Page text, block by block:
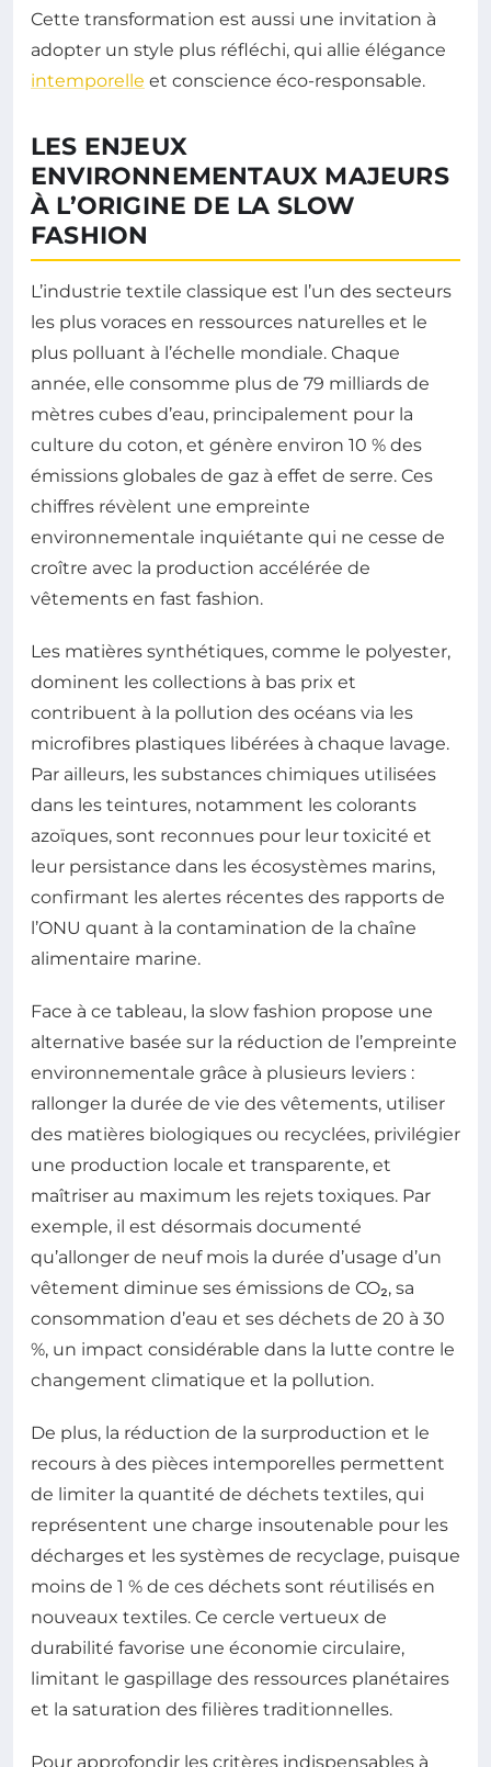
Cette transformation est aussi une invitation à
adopter un style plus réfléchi, qui allie élégance
intemporelle et conscience éco-responsable.
LES ENJEUX
ENVIRONNEMENTAUX MAJEURS
À L’ORIGINE DE LA SLOW
FASHION
L’industrie textile classique est l’un des secteurs
les plus voraces en ressources naturelles et le
plus polluant à l’échelle mondiale. Chaque
année, elle consomme plus de 79 milliards de
mètres cubes d’eau, principalement pour la
culture du coton, et génère environ 10 % des
émissions globales de gaz à effet de serre. Ces
chiffres révèlent une empreinte
environnementale inquiétante qui ne cesse de
croître avec la production accélérée de
vêtements en fast fashion.
Les matières synthétiques, comme le polyester,
dominent les collections à bas prix et
contribuent à la pollution des océans via les
microfibres plastiques libérées à chaque lavage.
Par ailleurs, les substances chimiques utilisées
dans les teintures, notamment les colorants
azoïques, sont reconnues pour leur toxicité et
leur persistance dans les écosystèmes marins,
confirmant les alertes récentes des rapports de
l’ONU quant à la contamination de la chaîne
alimentaire marine.
Face à ce tableau, la slow fashion propose une
alternative basée sur la réduction de l’empreinte
environnementale grâce à plusieurs leviers :
rallonger la durée de vie des vêtements, utiliser
des matières biologiques ou recyclées, privilégier
une production locale et transparente, et
maîtriser au maximum les rejets toxiques. Par
exemple, il est désormais documenté
qu’allonger de neuf mois la durée d’usage d’un
vêtement diminue ses émissions de CO₂, sa
consommation d’eau et ses déchets de 20 à 30
%, un impact considérable dans la lutte contre le
changement climatique et la pollution.
De plus, la réduction de la surproduction et le
recours à des pièces intemporelles permettent
de limiter la quantité de déchets textiles, qui
représentent une charge insoutenable pour les
décharges et les systèmes de recyclage, puisque
moins de 1 % de ces déchets sont réutilisés en
nouveaux textiles. Ce cercle vertueux de
durabilité favorise une économie circulaire,
limitant le gaspillage des ressources planétaires
et la saturation des filières traditionnelles.
Pour approfondir les critères indispensables à